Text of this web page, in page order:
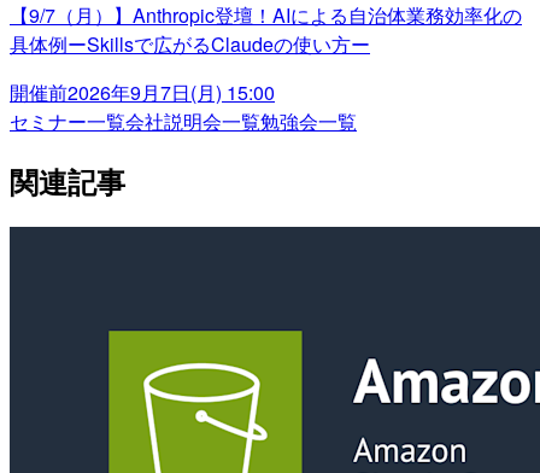
【9/7（月）】Anthropic登壇！AIによる自治体業務効率化の
具体例ーSkillsで広がるClaudeの使い方ー
開催前2026年9月7日(月) 15:00
セミナー一覧会社説明会一覧勉強会一覧
関連記事